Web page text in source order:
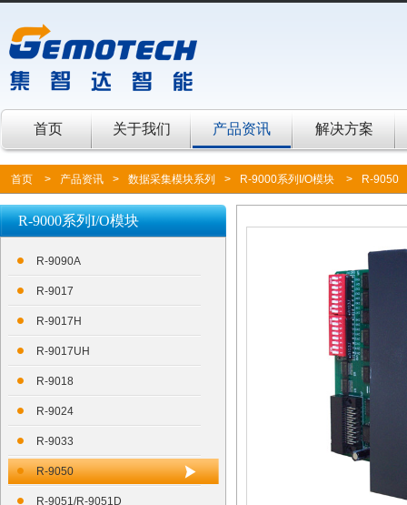
首页 关于我们 产品资讯 解决方案
首页 > 产品资讯 > 数据采集模块系列 > R-9000系列I/O模块 > R-9050
R-9000系列I/O模块
R-9090A
R-9017
R-9017H
R-9017UH
R-9018
R-9024
R-9033
R-9050
R-9051/R-9051D